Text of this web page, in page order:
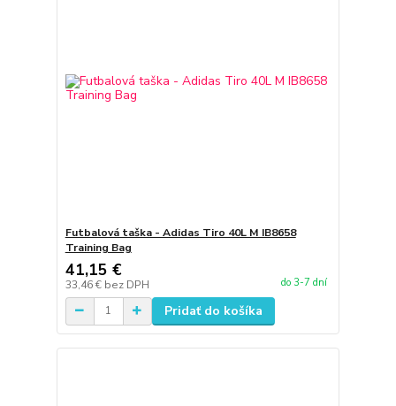
Futbalová taška - Adidas Tiro 40L M IB8658
Training Bag
41,15 €
33,46 € bez DPH do 3-7 dní
Pridať do košíka